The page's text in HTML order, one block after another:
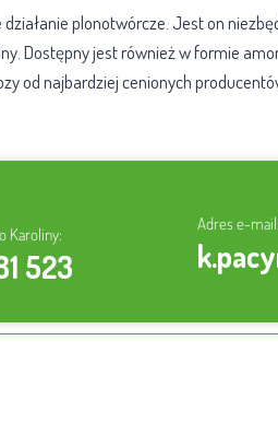
plonotwórcze. Jest on
Dostępny jest również w formie
od najbardziej cenionych
Karoliny:
523
Adres e-mail: